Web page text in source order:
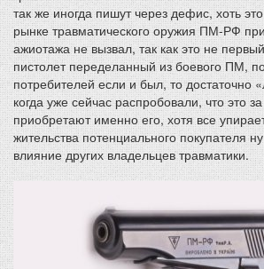
так же иногда пишут через дефис, хоть
рынке травматического оружия ПМ-РФ
ажиотажа не вызвал, так как это не
пистолет переделанный из боевого ПМ,
потребителей если и был, то достаточно
когда уже сейчас распробовали, что это
приобретают именно его, хотя все
жительства потенциального покупателя
влияние других владельцев травматики.